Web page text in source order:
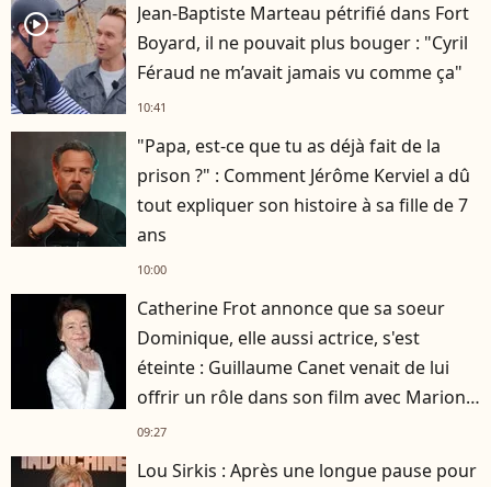
player2
Jean-Baptiste Marteau pétrifié dans Fort
Boyard, il ne pouvait plus bouger : "Cyril
Féraud ne m’avait jamais vu comme ça"
10:41
"Papa, est-ce que tu as déjà fait de la
prison ?" : Comment Jérôme Kerviel a dû
tout expliquer son histoire à sa fille de 7
ans
10:00
Catherine Frot annonce que sa soeur
Dominique, elle aussi actrice, s'est
éteinte : Guillaume Canet venait de lui
offrir un rôle dans son film avec Marion
Cotillard
09:27
Lou Sirkis : Après une longue pause pour